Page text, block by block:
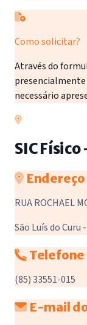
Como solicitar?
Através do
presencialmente
necessário
SIC
Endereço
RUA ROCHAEL
São Luís do Curu -
Telefone
(85) 33551-015
E-mail